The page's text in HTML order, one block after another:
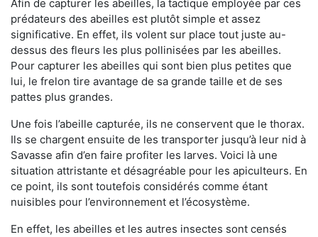
Afin de capturer les abeilles, la tactique employée par ces
prédateurs des abeilles est plutôt simple et assez
significative. En effet, ils volent sur place tout juste au-
dessus des fleurs les plus pollinisées par les abeilles.
Pour capturer les abeilles qui sont bien plus petites que
lui, le frelon tire avantage de sa grande taille et de ses
pattes plus grandes.
Une fois l’abeille capturée, ils ne conservent que le thorax.
Ils se chargent ensuite de les transporter jusqu’à leur nid à
Savasse afin d’en faire profiter les larves. Voici là une
situation attristante et désagréable pour les apiculteurs. En
ce point, ils sont toutefois considérés comme étant
nuisibles pour l’environnement et l’écosystème.
En effet, les abeilles et les autres insectes sont censés